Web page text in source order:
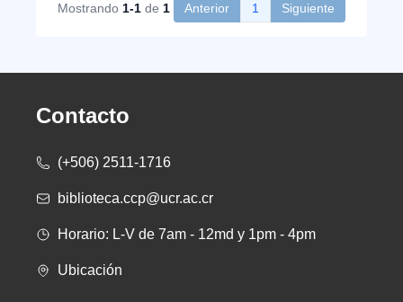
Mostrando 1-1 de 1 Anterior 1 Siguiente
Contacto
(+506) 2511-1716
biblioteca.ccp@ucr.ac.cr
Horario: L-V de 7am - 12md y 1pm - 4pm
Ubicación